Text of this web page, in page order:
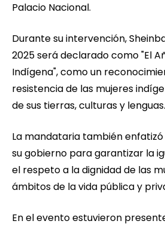
Palacio Nacional.
Durante su intervención,
2025 será declarado como "El
Indígena", como un
resistencia de las mujeres
de sus tierras, culturas y lenguas.
La mandataria también
su gobierno para garantizar la
el respeto a la dignidad de las
ámbitos de la vida pública y
En el evento estuvieron